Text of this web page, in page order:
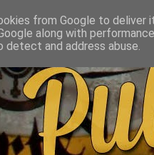
from Google to deliver
along with
and address abuse.